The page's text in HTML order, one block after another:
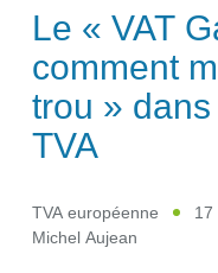
Le « VAT
comment
trou »
TVA
TVA européenne
Michel Aujean